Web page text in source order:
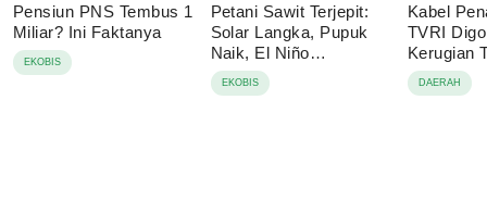
Pensiun PNS Tembus 1
Miliar? Ini Faktanya
EKOBIS
Petani Sawit Terjepit:
Solar Langka, Pupuk
Naik, El Niño
Mengancam
EKOBIS
Kabel
TVRI
Kerugian
Juta
DAERAH